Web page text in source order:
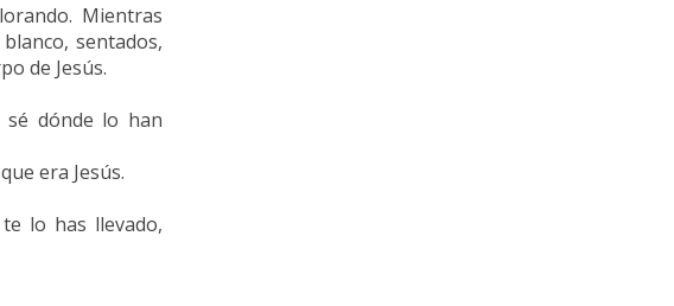
Mientras
sentados,
de Jesús.
sé dónde lo han
era Jesús.
lo has llevado,